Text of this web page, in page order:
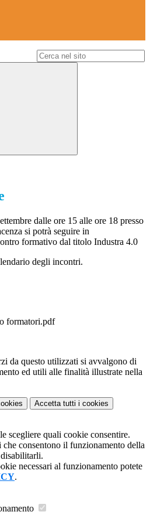
dalle ore 15 alle ore 18 presso
si potrà seguire in
formativo dal titolo Industra 4.0
degli incontri.
formatori.pdf
da questo utilizzati si avvalgono di
ed utili alle finalità illustrate nella
Accetta tutti i cookies
scegliere quali cookie consentire.
consentono il funzionamento della
necessari al funzionamento potete
.